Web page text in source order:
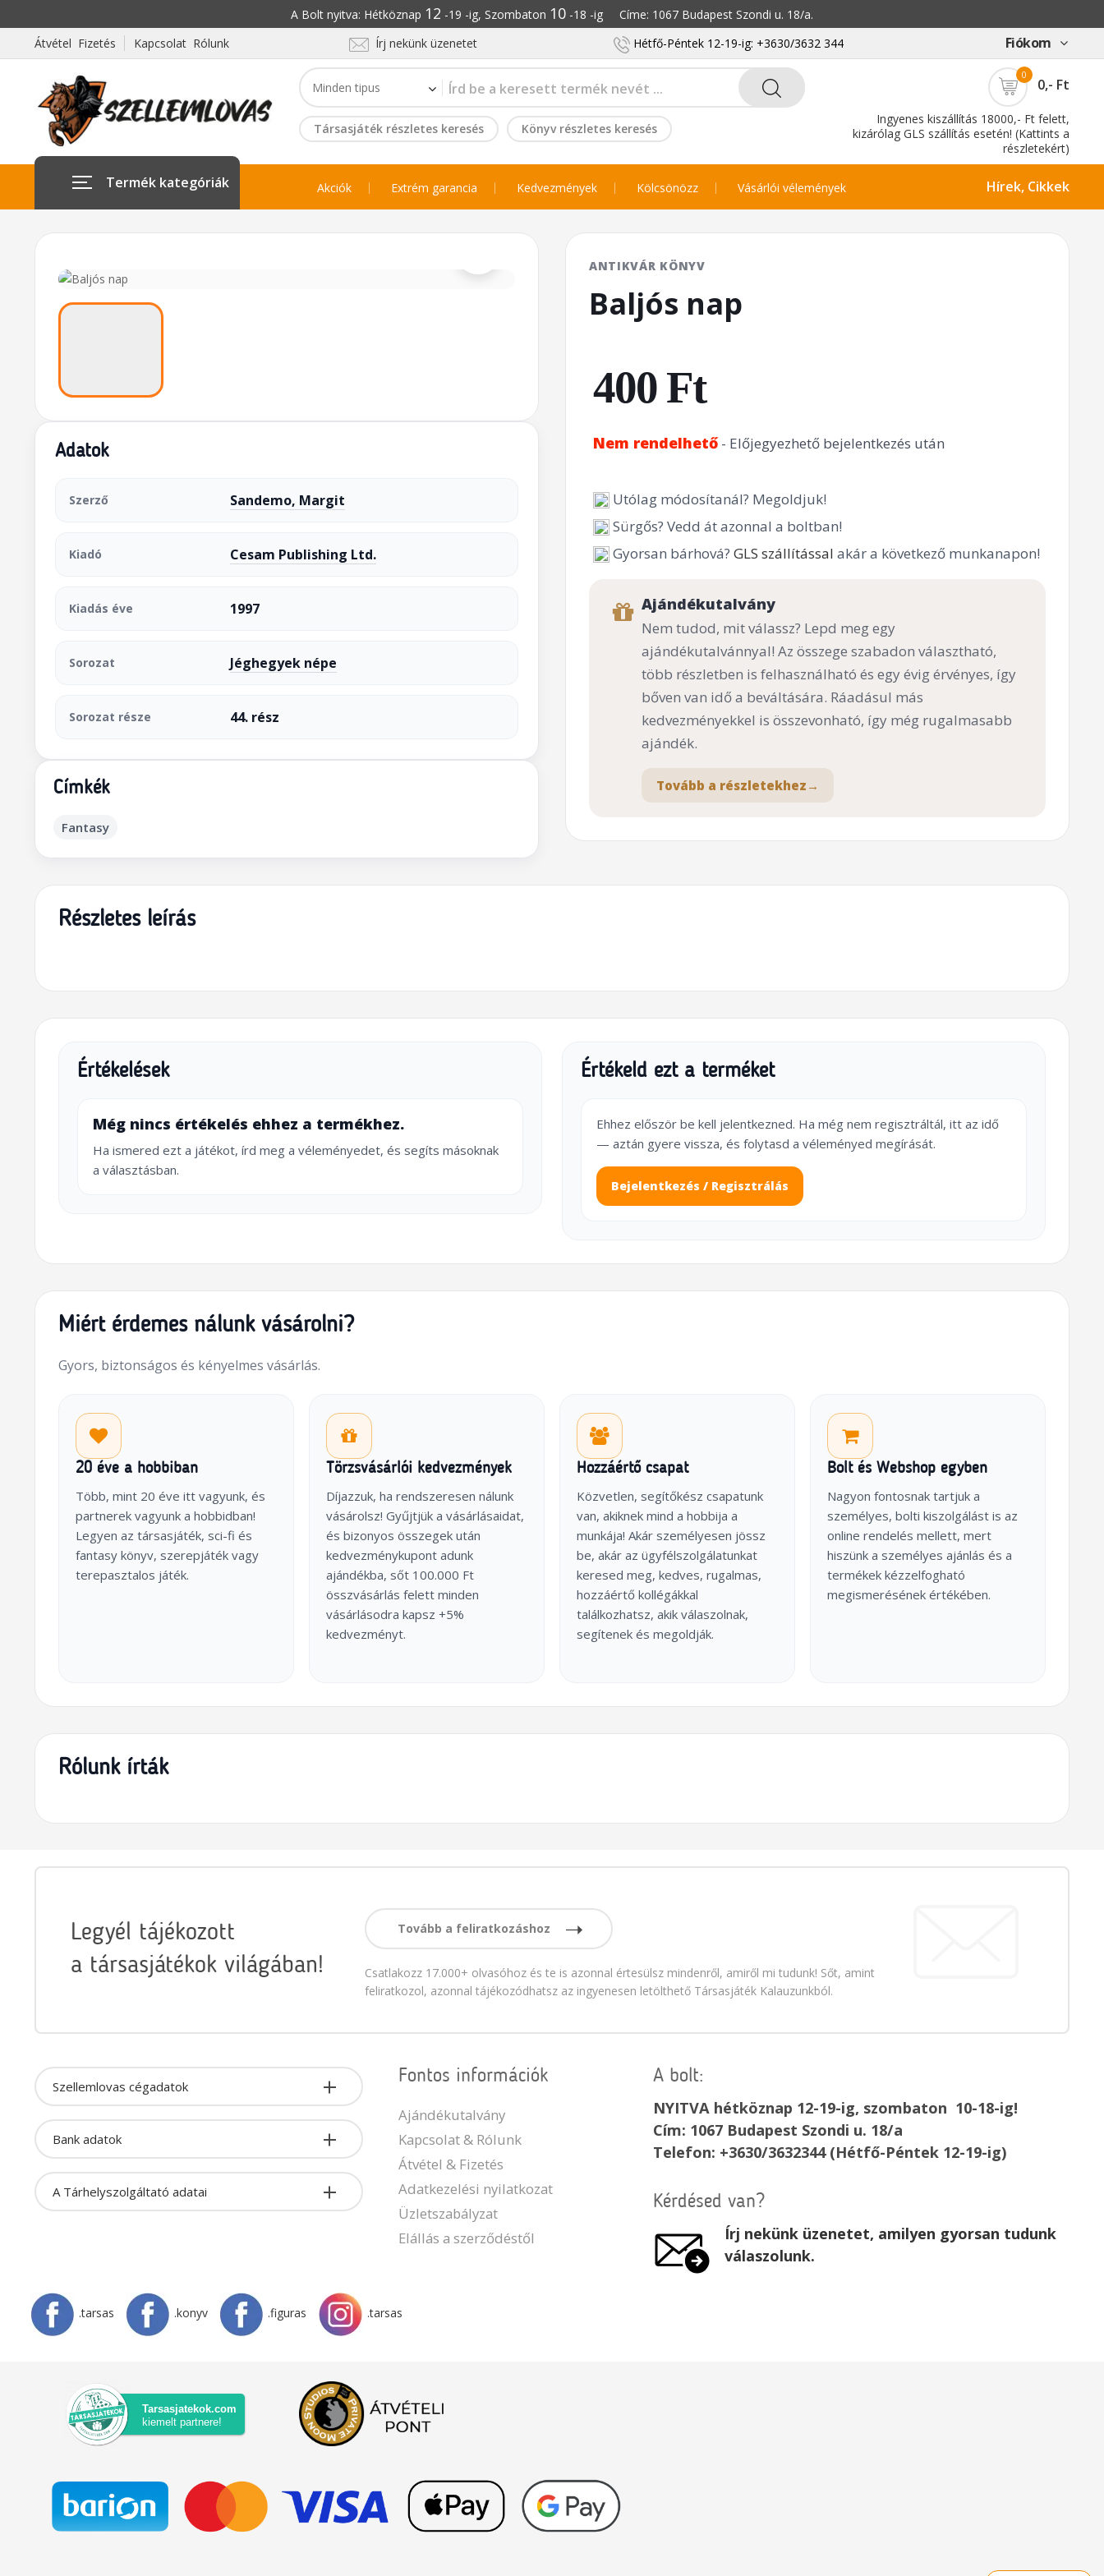
A Bolt nyitva: Hétköznap 12 -19 -ig, Szombaton 10-18 -ig Címe: 1067 Budapest Szondi u. 18/a.
Átvétel Fizetés
Kapcsolat Rólunk Írj nekünk üzenetet Hétfő-Péntek 12-19-ig: +3630/3632 344 Fiókom
Társasjáték részletes keresés Könyv részletes keresés
0
0,- Ft
Ingyenes kiszállítás 18000,- Ft felett,
kizárólag GLS szállítás esetén! (Kattints a
részletekért)
Termék kategóriák Akciók Extrém garancia Kedvezmények Kölcsönözz Vásárlói vélemények Hírek, Cikkek
Adatok
Szerző Sandemo, Margit
Kiadó Cesam Publishing Ltd.
Kiadás éve 1997
Sorozat Jéghegyek népe
Sorozat része 44. rész
Címkék
Fantasy
ANTIKVÁR KÖNYV
Baljós nap
400 Ft
Nem rendelhető- Előjegyezhető bejelentkezés után
Utólag módosítanál? Megoldjuk!
Sürgős? Vedd át azonnal a boltban!
Gyorsan bárhová? GLS szállítással akár a következő munkanapon!
Ajándékutalvány
Nem tudod, mit válassz? Lepd meg egy
ajándékutalvánnyal! Az összege szabadon választható,
több részletben is felhasználható és egy évig érvényes, így
bőven van idő a beváltására. Ráadásul más
kedvezményekkel is összevonható, így még rugalmasabb
ajándék.
Tovább a részletekhez →
Részletes leírás
Értékelések
Még nincs értékelés ehhez a termékhez.
Ha ismered ezt a játékot, írd meg a véleményedet, és segíts másoknak
a választásban.
Értékeld ezt a terméket
Ehhez először be kell jelentkezned. Ha még nem regisztráltál, itt az idő
— aztán gyere vissza, és folytasd a véleményed megírását.
Bejelentkezés / Regisztrálás
Miért érdemes nálunk vásárolni?
Gyors, biztonságos és kényelmes vásárlás.
20 éve a hobbiban
Több, mint 20 éve itt vagyunk, és
partnerek vagyunk a hobbidban!
Legyen az társasjáték, sci-fi és
fantasy könyv, szerepjáték vagy
terepasztalos játék.
Törzsvásárlói kedvezmények
Díjazzuk, ha rendszeresen nálunk
vásárolsz! Gyűjtjük a vásárlásaidat,
és bizonyos összegek után
kedvezménykupont adunk
ajándékba, sőt 100.000 Ft
összvásárlás felett minden
vásárlásodra kapsz +5%
kedvezményt.
Hozzáértő csapat
Közvetlen, segítőkész csapatunk
van, akiknek mind a hobbija a
munkája! Akár személyesen jössz
be, akár az ügyfélszolgálatunkat
keresed meg, kedves, rugalmas,
hozzáértő kollégákkal
találkozhatsz, akik válaszolnak,
segítenek és megoldják.
Bolt és Webshop egyben
Nagyon fontosnak tartjuk a
személyes, bolti kiszolgálást is az
online rendelés mellett, mert
hiszünk a személyes ajánlás és a
termékek kézzelfogható
megismerésének értékében.
Rólunk írták
Legyél tájékozott
a társasjátékok világában!
Tovább a feliratkozáshoz
Csatlakozz 17.000+ olvasóhoz és te is azonnal értesülsz mindenről, amiről mi tudunk! Sőt, amint
feliratkozol, azonnal tájékozódhatsz az ingyenesen letölthető Társasjáték Kalauzunkból.
Szellemlovas cégadatok
Bank adatok
A Tárhelyszolgáltató adatai
Fontos információk
Ajándékutalvány
Kapcsolat & Rólunk
Átvétel & Fizetés
Adatkezelési nyilatkozat
Üzletszabályzat
Elállás a szerződéstől
A bolt:
NYITVA hétköznap 12-19-ig, szombaton 10-18-ig!
Cím: 1067 Budapest Szondi u. 18/a
Telefon: +3630/3632344 (Hétfő-Péntek 12-19-ig)
Kérdésed van?
Írj nekünk üzenetet, amilyen gyorsan tudunk
válaszolunk.
.tarsas .konyv .figuras .tarsas
Tarsasjatekok.com
kiemelt partnere!